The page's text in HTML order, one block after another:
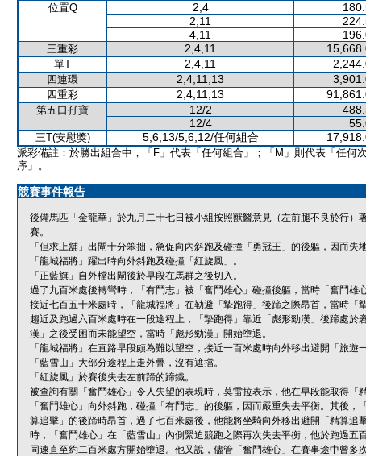
位置Q 2,4
2,11
4,11
三重彩 2,4,11
單T 2,4,11
四連環 2,4,11,13
四重彩 2,4,11,13
第五口孖寶 12/2
12/4
三T(安慰獎) 5,6,13/5,6,12/任何組合
派彩備註：於勝出組合中，「F」代表「任何組合」；「M」則代表「任何次
序」。
競賽事件報告
後備馬匹「金龍華」於九月二十七日被小組按照獸醫意見（左前腿不良於行）
賽。
「但求上舖」出閘十分笨拙，急促向內斜跑及碰撞「勇冠王」的後軀，因而失
「龍城福將」躍出時向外斜跑及碰撞「紅旋風」。
「正藍旗」自外檔出閘後於早段在馬群之後切入。
過了九百米處後轉彎時，「有鬥志」被「奮鬥雄心」碰撞後軀，當時「奮鬥雄
接近七百五十米處時，「龍城福將」在勒避「摯跑得」後蹄之際昂首，當時「
趨近及跑過六百米處時在一段途程上，「摯跑得」靠近「彪形勁漢」後蹄處
漢」之後受困而未能望空，當時「彪形勁漢」開始墮退。
「龍城福將」在直路早段頗為難以望空，接近一百米處時向外移出避開「旅遊
「藍雪山」大部分途程上走外疊，沒有遮擋。
「紅旋風」於賽後失去左前蹄的蹄鐵。
被查詢有關「奮鬥雄心」令人失望的表現時，莫雷拉表示，他在早段能取得「
「奮鬥雄心」向外斜跑，碰撞「有鬥志」的後軀，因而嚴重失去平衡。其後
算追擊」的後蹄時昂首，過了七百米處後，他能將坐騎向外移出避開「精算
時，「奮鬥雄心」在「藍雪山」內側緊迫競跑之際再次失去平衡，他於跑過
同速直至約二百米處方開始墮退。他又說，儘管「奮鬥雄心」在賽事途中曾